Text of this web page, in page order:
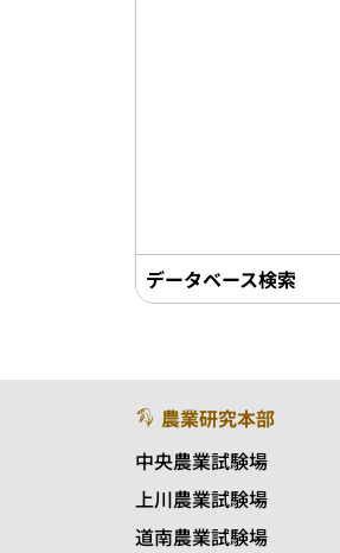
データベース検索
農業研究本部
中央農業試験場
上川農業試験場
道南農業試験場